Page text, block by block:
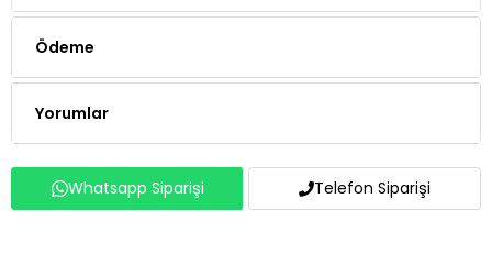
Ödeme
Yorumlar